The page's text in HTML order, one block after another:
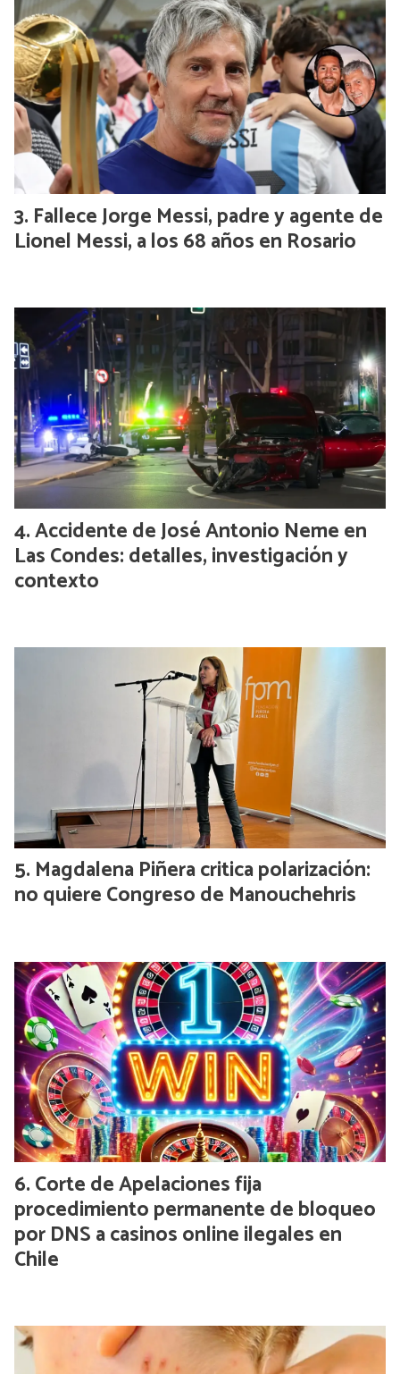
Fallece Jorge Messi, padre y agente de
Lionel Messi, a los 68 años en Rosario
Accidente de José Antonio Neme en
Las Condes: detalles, investigación y
contexto
Magdalena Piñera critica polarización:
no quiere Congreso de Manouchehris
Corte de Apelaciones fija
procedimiento permanente de bloqueo
por DNS a casinos online ilegales en
Chile